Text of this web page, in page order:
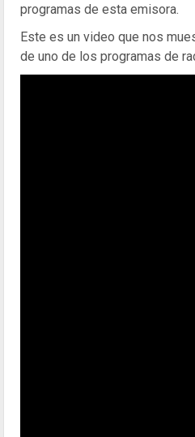
programas de esta emisora.
Este es un video que nos
de uno de los programas de